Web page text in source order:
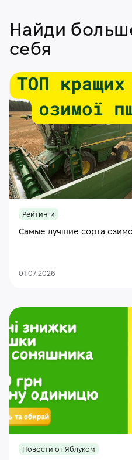
Найди
себя
Рейтинги
Самые лучшие сорта
01.07.2026
Новости от Яблуком